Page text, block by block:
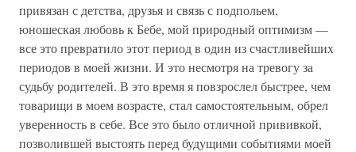
привязан с детства, друзья и связь с подпольем,
юношеская любовь к Бебе, мой природный оптимизм —
все это превратило этот период в один из счастливейших
периодов в моей жизни. И это несмотря на тревогу за
судьбу родителей. В это время я повзрослел быстрее, чем
товарищи в моем возрасте, стал самостоятельным, обрел
уверенность в себе. Все это было отличной прививкой,
позволившей выстоять перед будущими событиями моей